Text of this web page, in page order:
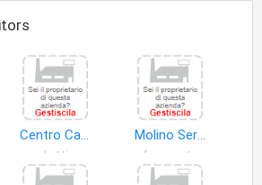
Centro Carni P.M. S.r.l
Molino Seragni S.p.A
frumento